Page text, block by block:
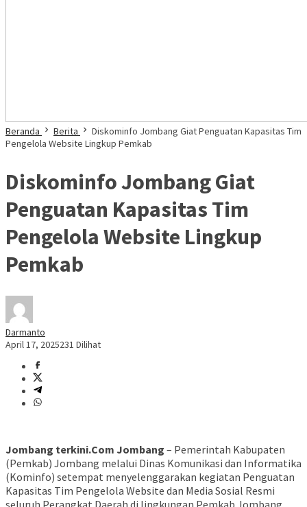
Beranda Berita
Diskominfo Jombang Giat Penguatan Kapasitas Tim
Pengelola Website Lingkup Pemkab
Diskominfo Jombang Giat
Penguatan Kapasitas Tim
Pengelola Website Lingkup
Pemkab
Darmanto
April 17, 2025231 Dilihat
Jombang terkini.Com Jombang – Pemerintah Kabupaten
(Pemkab) Jombang melalui Dinas Komunikasi dan Informatika
(Kominfo) setempat menyelenggarakan kegiatan Penguatan
Kapasitas Tim Pengelola Website dan Media Sosial Resmi